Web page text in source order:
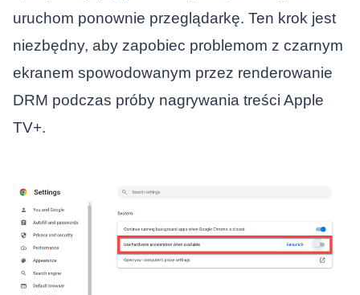
uruchom ponownie przeglądarkę. Ten krok jest
niezbędny, aby zapobiec problemom z czarnym
ekranem spowodowanym przez renderowanie
DRM podczas próby nagrywania treści Apple
TV+.